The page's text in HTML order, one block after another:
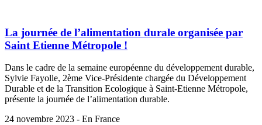
La journée de l’alimentation durale organisée par
Saint Etienne Métropole !
Dans le cadre de la semaine européenne du développement durable,
Sylvie Fayolle, 2ème Vice-Présidente chargée du Développement
Durable et de la Transition Ecologique à Saint-Etienne Métropole,
présente la journée de l’alimentation durable.
24 novembre 2023 - En France